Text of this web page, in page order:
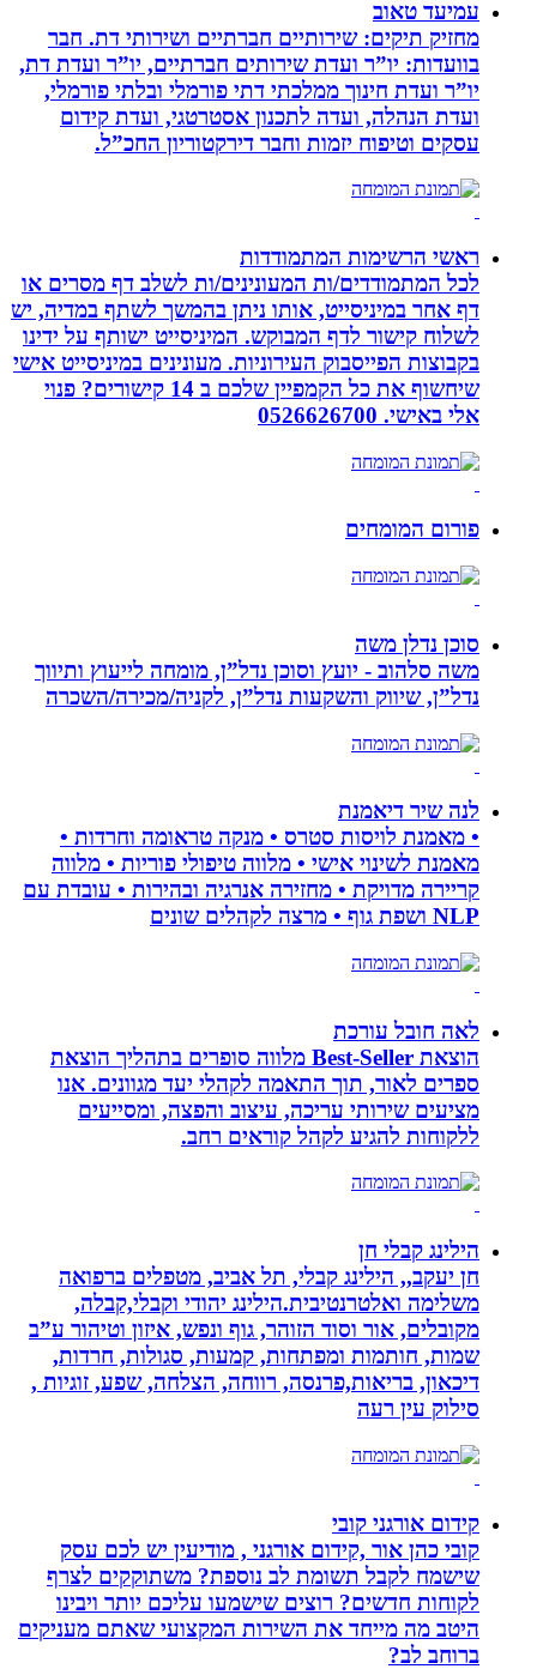
עמיעד טאוב
מחזיק תיקים: שירותיים חברתיים ושירותי דת. חבר
בוועדות: יו”ר ועדת שירותים חברתיים, יו”ר ועדת דת,
יו”ר ועדת חינוך ממלכתי דתי פורמלי ובלתי פורמלי,
ועדת הנהלה, ועדה לתכנון אסטרטגי, ועדת קידום
עסקים וטיפוח יזמות וחבר דירקטוריון החכ”ל.
ראשי הרשימות המתמודדות
לכל המתמודדים/ות המעונינים/ות לשלב דף מסרים או
דף אחר במיניסייט, אותו ניתן בהמשך לשתף במדיה, יש
לשלוח קישור לדף המבוקש. המיניסייט ישותף על ידינו
בקבוצות הפייסבוק העירוניות. מעונינים במיניסייט אישי
שיחשוף את כל הקמפיין שלכם ב 14 קישורים? פנוי
אלי באישי. 0526626700
פורום המומחים
סוכן נדלן משה
משה סלהוב - יועץ וסוכן נדל”ן, מומחה לייעוץ ותיווך
נדל”ן, שיווק והשקעות נדל”ן, לקניה/מכירה/השכרה
לנה שיר דיאמנת
• מאמנת לויסות סטרס • מנקה טראומה וחרדות •
מאמנת לשינוי אישי • מלווה טיפולי פוריות • מלווה
קריירה מדויקת • מחזירה אנרגיה ובהירות • עובדת עם
NLP ושפת גוף • מרצה לקהלים שונים
לאה חובל עורכת
הוצאת Best-Seller מלווה סופרים בתהליך הוצאת
ספרים לאור, תוך התאמה לקהלי יעד מגוונים. אנו
מציעים שירותי עריכה, עיצוב והפצה, ומסייעים
ללקוחות להגיע לקהל קוראים רחב.
הילינג קבלי חן
חן יעקב,, הילינג קבלי, תל אביב, מטפלים ברפואה
משלימה ואלטרנטיבית.הילינג יהודי וקבלי,קבלה,
מקובלים, אור וסוד הזוהר, גוף ונפש, איזון וטיהור ע”ב
שמות, חותמות ומפתחות, קמעות, סגולות, חרדות,
דיכאון, בריאות,פרנסה, רווחה, הצלחה, שפע, זוגיות ,
סילוק עין רעה
קידום אורגני קובי
קובי כהן אור ,קידום אורגני , מודיעין יש לכם עסק
שישמח לקבל תשומת לב נוספת? משתוקקים לצרף
לקוחות חדשים? רוצים שישמעו עליכם יותר ויבינו
היטב מה מייחד את השירות המקצועי שאתם מעניקים
ברוחב לב?